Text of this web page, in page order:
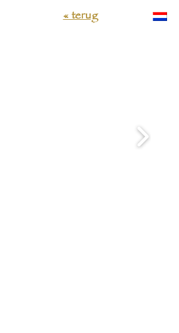
« terug